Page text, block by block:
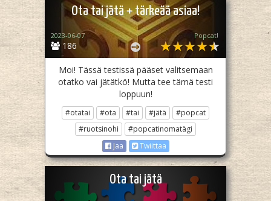
Ota tai jätä + tärkeää asiaa!
186
2023-06-07 Popcat!
Moi! Tässä testissä pääset valitsemaan
otatko vai jätätkö! Mutta tee tämä testi
loppuun!
#otatai #ota #tai #jätä
#popcat
#ruotsinohi
#popcatinomatägi
Jaa
Twiittaa
Ota tai jätä